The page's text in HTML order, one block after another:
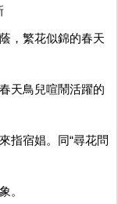
，繁花似錦的春天
天鳥兒喧鬧活躍的
指宿娼。同“尋花問
。